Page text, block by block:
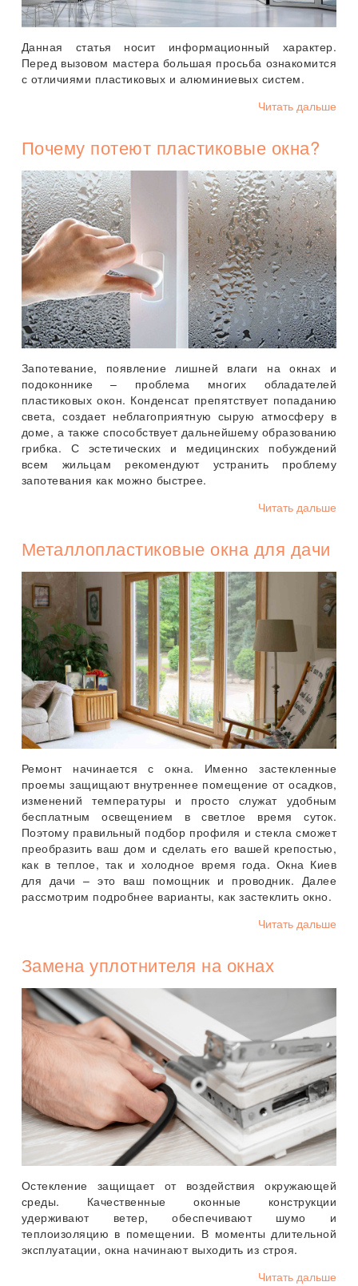
Данная статья носит информационный характер.
Перед вызовом мастера большая просьба ознакомится
с отличиями пластиковых и алюминиевых систем.
Читать дальше
Почему потеют пластиковые окна?
Запотевание, появление лишней влаги на окнах и
подоконнике – проблема многих обладателей
пластиковых окон. Конденсат препятствует попаданию
света, создает неблагоприятную сырую атмосферу в
доме, а также способствует дальнейшему образованию
грибка. С эстетических и медицинских побуждений
всем жильцам рекомендуют устранить проблему
запотевания как можно быстрее.
Читать дальше
Металлопластиковые окна для дачи
Ремонт начинается с окна. Именно застекленные
проемы защищают внутреннее помещение от осадков,
изменений температуры и просто служат удобным
бесплатным освещением в светлое время суток.
Поэтому правильный подбор профиля и стекла сможет
преобразить ваш дом и сделать его вашей крепостью,
как в теплое, так и холодное время года. Окна Киев
для дачи – это ваш помощник и проводник. Далее
рассмотрим подробнее варианты, как застеклить окно.
Читать дальше
Замена уплотнителя на окнах
Остекление защищает от воздействия окружающей
среды. Качественные оконные конструкции
удерживают ветер, обеспечивают шумо и
теплоизоляцию в помещении. В моменты длительной
эксплуатации, окна начинают выходить из строя.
Читать дальше